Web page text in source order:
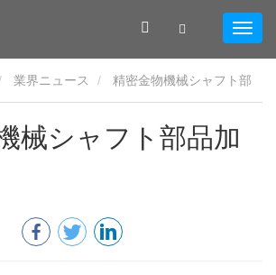
業界ニュース
械シャフト部品加